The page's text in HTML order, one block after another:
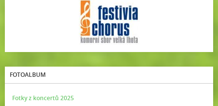
FOTOALBUM
Fotky z koncertů 2025